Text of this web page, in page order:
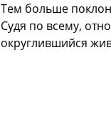
Тем больше
Судя по всему,
округлившийся